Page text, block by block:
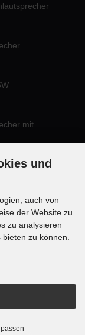
mit
und
auch von
der Website zu
zu analysieren
zu können.